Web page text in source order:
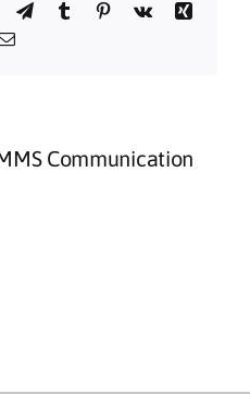
WhatsApp
TelegramTumblr Pinterest
Vk
Xing
Email
Communication